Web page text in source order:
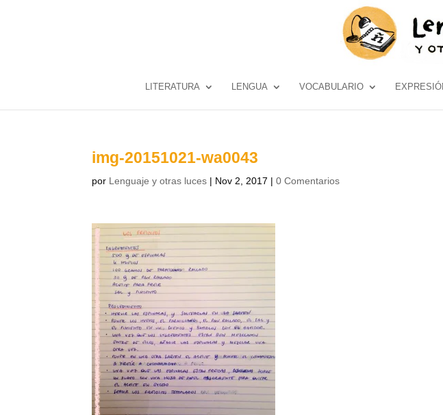
LITERATURA LENGUA VOCABULARIO
img-20151021-wa0043
por Lenguaje y otras luces | Nov 2, 2017 |0 Comentarios